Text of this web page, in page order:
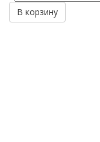
В корзину